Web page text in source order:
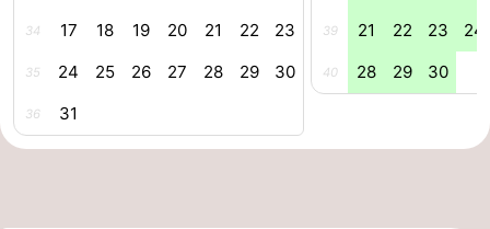
pools
Cycling
Hiking
34 17 18 19 20 21 22 23
35 24 25 26 27 28 29 30
36 31
39 21 22 23 24
40 28 29 30